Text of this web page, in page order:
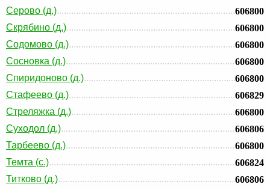
Серово (д.)
606800
Скрябино (д.)
606800
Содомово (д.)
606800
Сосновка (д.)
606800
Спиридоново (д.)
606800
Стафеево (д.)
606829
Стреляжка (д.)
606800
Суходол (д.)
606806
Тарбеево (д.)
606800
Темта (с.)
606824
Титково (д.)
606806